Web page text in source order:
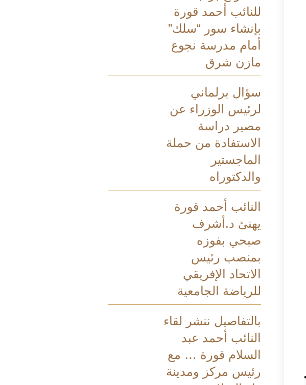
للنائب أحمد قورة
بإنشاء سور “سلك”
أمام مدرسة نجوع
مازن شرق
سؤال برلماني
لرئيس الوزراء عن
مصير دراسة
الاستفادة من حملة
الماجستير
والدكتوراه
النائب أحمد قورة
يهنئ د.أشرف
صبحي بفوزه
بمنصب رئيس
الاتحاد الإفريقي
للرياضة الجامعية
بالتفاصيل ننشر لقاء
النائب أحمد عبد
السلام قورة … مع
رئيس مركز ومدينة